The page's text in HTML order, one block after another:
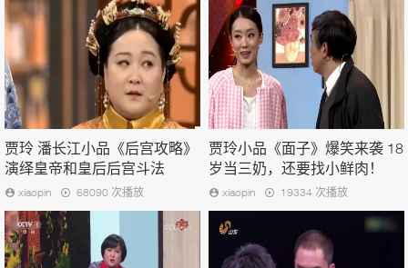
贾玲 潘长江小品《后宫攻略》
演绎皇帝和皇后后宫斗法
xiaopin 68090 次播放
贾玲小品《面子》爆笑来袭 18
岁当三奶，还要找小鲜肉！
xiaopin 19334 次播放